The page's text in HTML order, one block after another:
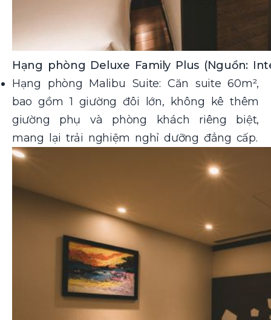
Hạng phòng Deluxe Family Plus (Nguồn:
Hạng phòng Malibu Suite: Căn suite 60m²,
bao gồm 1 giường đôi lớn, không kê thêm
giường phụ và phòng khách riêng biệt,
mang lại trải nghiệm nghỉ dưỡng đẳng cấp.